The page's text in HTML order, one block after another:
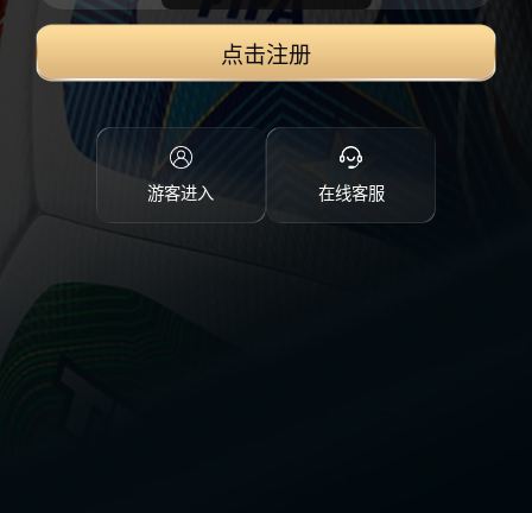
点击注册
游客进入 在线客服